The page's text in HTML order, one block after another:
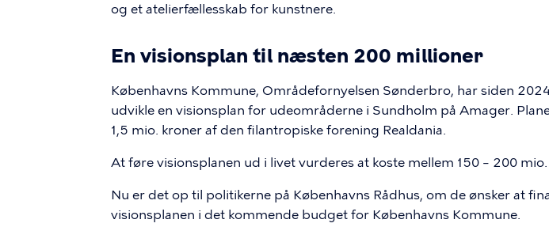
og et atelierfællesskab for kunstnere.
En visionsplan til næsten 200 millioner
Københavns Kommune, Områdefornyelsen Sønderbro, har siden
udvikle en visionsplan for udeområderne i Sundholm på Amager.
1,5 mio. kroner af den filantropiske forening Realdania.
At føre visionsplanen ud i livet vurderes at koste mellem 150 – 200
Nu er det op til politikerne på Københavns Rådhus, om de ønsker at
visionsplanen i det kommende budget for Københavns Kommune.